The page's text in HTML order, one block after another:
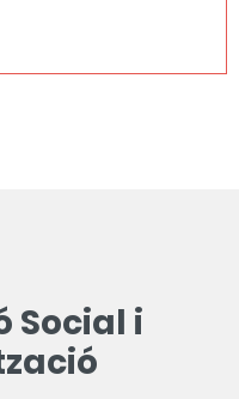
Social i